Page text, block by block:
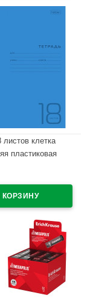
листов клетка
пластиковая